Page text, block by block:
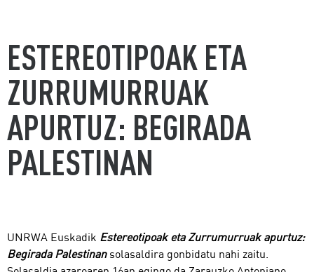
ESTEREOTIPOAK ETA
ZURRUMURRUAK
APURTUZ: BEGIRADA
PALESTINAN
UNRWA Euskadik Estereotipoak eta Zurrumurruak apurtuz:
Begirada Palestinansolasaldira gonbidatu nahi zaitu.